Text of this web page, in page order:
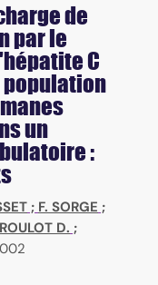
de
par le
C
population
un
:
; F. SORGE ;
ROULOT D. ;